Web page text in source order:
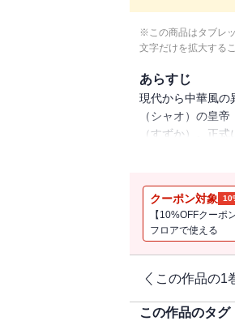
※この商品はタブレ
文字だけを拡大する
あらすじ
現代から中華風の
（シャオ）の皇
（すずか）。正
に恨みを持つ逆
クーポン対象
【10%OFFクー
フロアで使える
この作品の1
この作品のタグ